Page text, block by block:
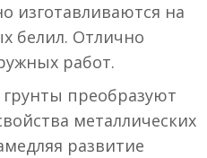
изготавливаются на
белил. Отлично
работ.
преобразуют
металлических
развитие